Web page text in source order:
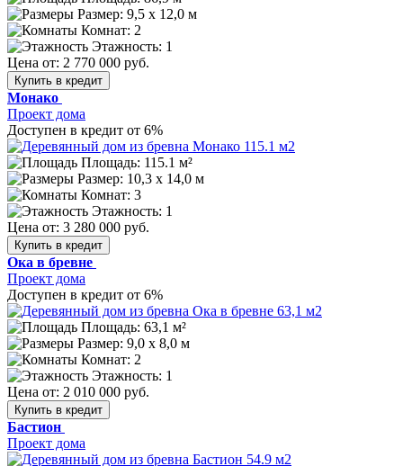
Размер: 9,5 х 12,0 м
Комнат: 2
Этажность: 1
Цена от: 2 770 000 руб.
Купить в кредит
Монако
Проект дома
Доступен в кредит от 6%
Площадь: 115.1 м²
Размер: 10,3 х 14,0 м
Комнат: 3
Этажность: 1
Цена от: 3 280 000 руб.
Купить в кредит
Ока в бревне
Проект дома
Доступен в кредит от 6%
Площадь: 63,1 м²
Размер: 9,0 x 8,0 м
Комнат: 2
Этажность: 1
Цена от: 2 010 000 руб.
Купить в кредит
Бастион
Проект дома